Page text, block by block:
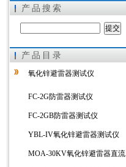
上海徐吉电气有限公司
产品搜索
产品目录
氧化锌避雷器测试仪
FC-2G防雷器测试仪
FC-2GB防雷器测试仪
YBL-IV氧化锌避雷器测试仪
MOA-30KV氧化锌避雷器直流